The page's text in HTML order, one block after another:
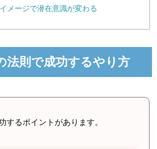
メージで潜在意識が変わる
法則で成功するやり方
するポイントがあります。